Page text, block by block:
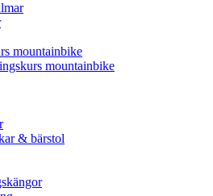
mountainbike
mountainbike
& bärstol